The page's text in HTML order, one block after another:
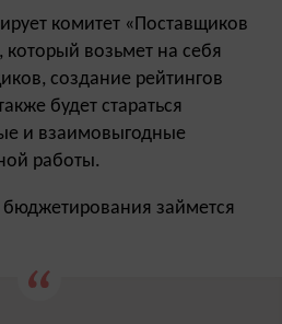
комитет «Поставщиков
который возьмет на себя
создание рейтингов
будет стараться
и взаимовыгодные
работы.
займется